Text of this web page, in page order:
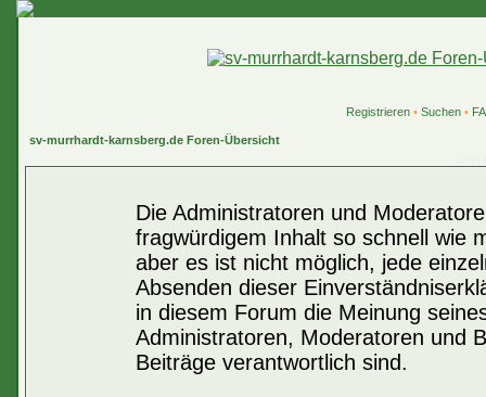
Registrieren• Suchen•
sv-murrhardt-karnsberg.de Foren-Übersicht
Die Administratoren und
fragwürdigem Inhalt so schnell wie
aber es ist nicht möglich, jede
Absenden dieser
in diesem Forum die Meinung
Administratoren, Moderatoren und
Beiträge verantwortlich sind.